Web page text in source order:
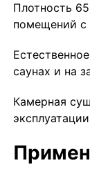
Плотность
помещений с
саунах и на
Камерная